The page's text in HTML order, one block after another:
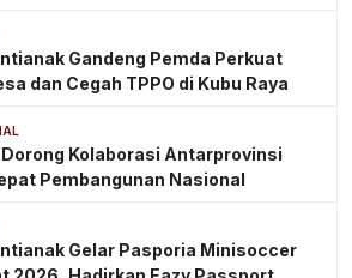
Gandeng Pemda Perkuat
dan Cegah TPPO di Kubu Raya
Dorong Kolaborasi Antarprovinsi
Pembangunan Nasional
Gelar Pasporia Minisoccer